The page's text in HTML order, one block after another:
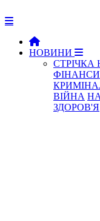
НОВИНИ
СТРІЧКА
ФІНАНСИ
ВІЙНА
ЗДОРОВ'Я